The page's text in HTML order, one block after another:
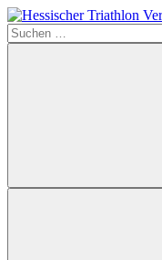
Zum
Inhalt
springen
Hessischer
Suchen
nach: